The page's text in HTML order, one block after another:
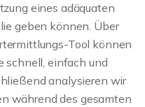
eines adäquaten
geben können. Über
Tool können
schnell, einfach und
analysieren wir
während des gesamten